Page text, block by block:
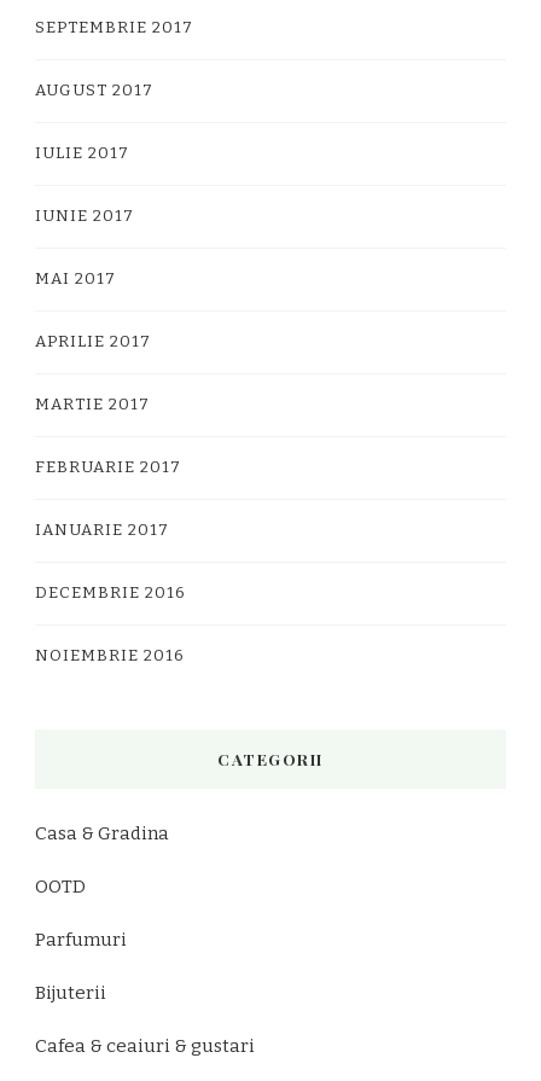
SEPTEMBRIE 2017
AUGUST 2017
IULIE 2017
IUNIE 2017
MAI 2017
APRILIE 2017
MARTIE 2017
FEBRUARIE 2017
IANUARIE 2017
DECEMBRIE 2016
NOIEMBRIE 2016
CATEGORII
Casa & Gradina
OOTD
Parfumuri
Bijuterii
Cafea & ceaiuri & gustari